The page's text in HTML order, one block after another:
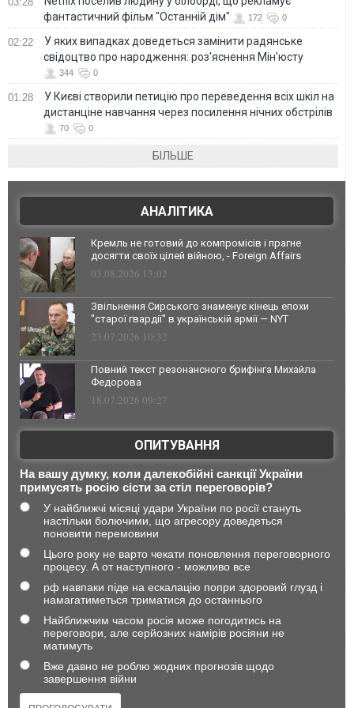
фантастичний фільм "Останній дім"
172 0
02:22
У яких випадках доведеться замінити радянське
свідоцтво про народження: роз'яснення Мін'юсту
344 0
01:28
У Києві створили петицію про переведення всіх шкіл на
дистанціне навчання через посилення нічних обстрілів
70 0
БІЛЬШЕ
АНАЛІТИКА
Кремль не готовий до компромісів і прагне
досягти своїх цілей війною, - Foreign Affairs
03.08.2026 13:02
Звільнення Сирського знаменує кінець епохи
"старої гвардії" в українській армії — NYT
23.07.2026 10:32
Повний текст резонансного брифінга Михайла
Федорова
18.07.2026 09:27
ОПИТУВАННЯ
На вашу думку, коли далекобійні санкції України
примусять росію сісти за стіл переговорів?
У найближчі місяці удари України по росії стануть
настільки болючими, що агресору доведеться
поновити перемовини
Цього року не варто чекати поновлення переговорного
процесу. А от наступного - можливо все
рф навпаки піде на ескалацію попри здоровий глузд і
намагатиметься триматися до останнього
Найближчим часом росія може погодитись на
переговори, але серйозних намірів росіяни не
матимуть
Вже давно не роблю жодних прогнозів щодо
завершення війни